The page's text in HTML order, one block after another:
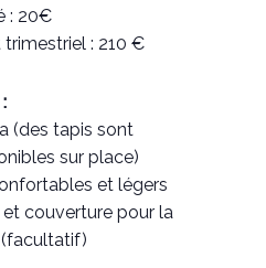
: 20€
: 210 €
(des tapis sont
sur place)
et légers
couverture pour la